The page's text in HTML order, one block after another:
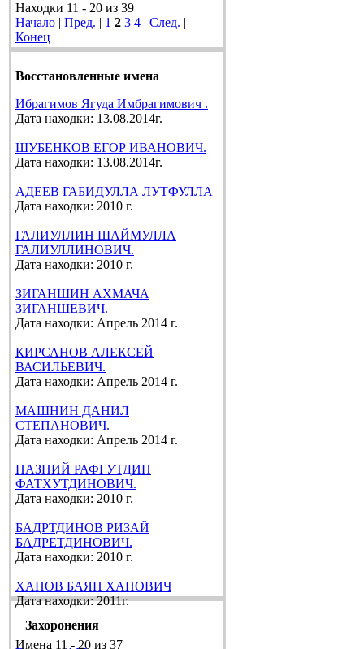
Находки 11 - 20 из 39
Начало | Пред. | 1 2 3 4 | След. |
Конец
Восстановленные имена
Ибрагимов Ягуда Имбрагимович .
Дата находки: 13.08.2014г.
ШУБЕНКОВ ЕГОР ИВАНОВИЧ.
Дата находки: 13.08.2014г.
АДЕЕВ ГАБИДУЛЛА ЛУТФУЛЛА
Дата находки: 2010 г.
ГАЛИУЛЛИН ШАЙМУЛЛА
ГАЛИУЛЛИНОВИЧ.
Дата находки: 2010 г.
ЗИГАНШИН АХМАЧА
ЗИГАНШЕВИЧ.
Дата находки: Апрель 2014 г.
КИРСАНОВ АЛЕКСЕЙ
ВАСИЛЬЕВИЧ.
Дата находки: Апрель 2014 г.
МАШНИН ДАНИЛ
СТЕПАНОВИЧ.
Дата находки: Апрель 2014 г.
НАЗНИЙ РАФГУТДИН
ФАТХУТДИНОВИЧ.
Дата находки: 2010 г.
БАДРТДИНОВ РИЗАЙ
БАДРЕТДИНОВИЧ.
Дата находки: 2010 г.
ХАНОВ БАЯН ХАНОВИЧ
Дата находки: 2011г.
Имена 11 - 20 из 37
Захоронения